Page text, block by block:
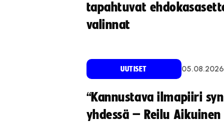
tapahtuvat
valinnat
UUTISET 05.08.2026
“Kannustava ilmapiiri
yhdessä – Reilu